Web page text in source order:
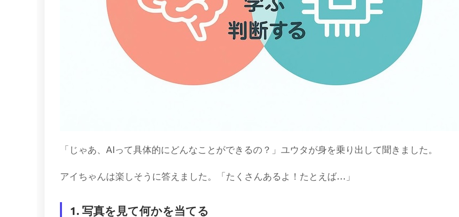
「じゃあ、AIって具体的にどんなことができるの？」ユウタが身を乗り出して聞きました。
アイちゃんは楽しそうに答えました。「たくさんあるよ！たとえば…」
1. 写真を見て何かを当てる